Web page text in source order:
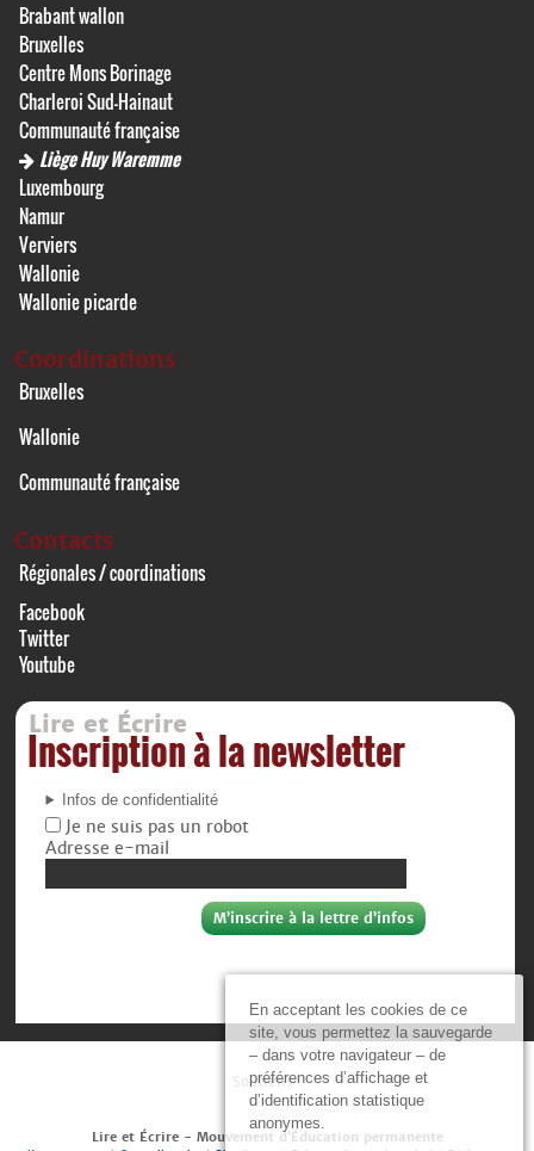
En acceptant les cookies de ce
site, vous permettez la sauvegarde
– dans votre navigateur – de
préférences d’affichage et
d’identification statistique
anonymes.
Brabant wallon
Bruxelles
Centre Mons Borinage
Charleroi Sud-Hainaut
Communauté française
Liège Huy Waremme
Luxembourg
Namur
Verviers
Wallonie
Wallonie picarde
Coordinations
Bruxelles
Wallonie
Communauté française
Contacts
Régionales / coordinations
Facebook
Twitter
Youtube
Lire et Écrire
Inscription à la newsletter
Infos de confidentialité
Je ne suis pas un robot
Adresse e-mail
Soutiens :
Lire et Écrire - Mouvement d’Éducation permanente